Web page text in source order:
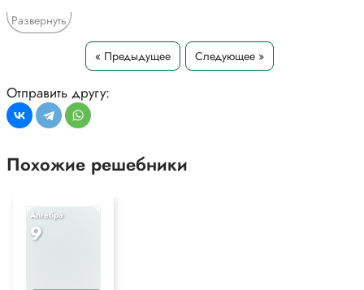
*Текст задания приводится исключительно в образовательных целях
для более полного понимания решения.
Развернуть
« Предыдущее Следующее »
Отправить другу:
Похожие решебники
Алгебра
9